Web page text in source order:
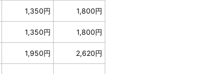
1,350円 1,800円
1,350円 1,800円
1,950円 2,620円